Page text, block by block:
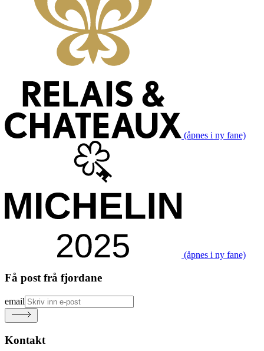
(åpnes i ny fane)
(åpnes i ny fane)
Få post frå fjordane
email
Kontakt